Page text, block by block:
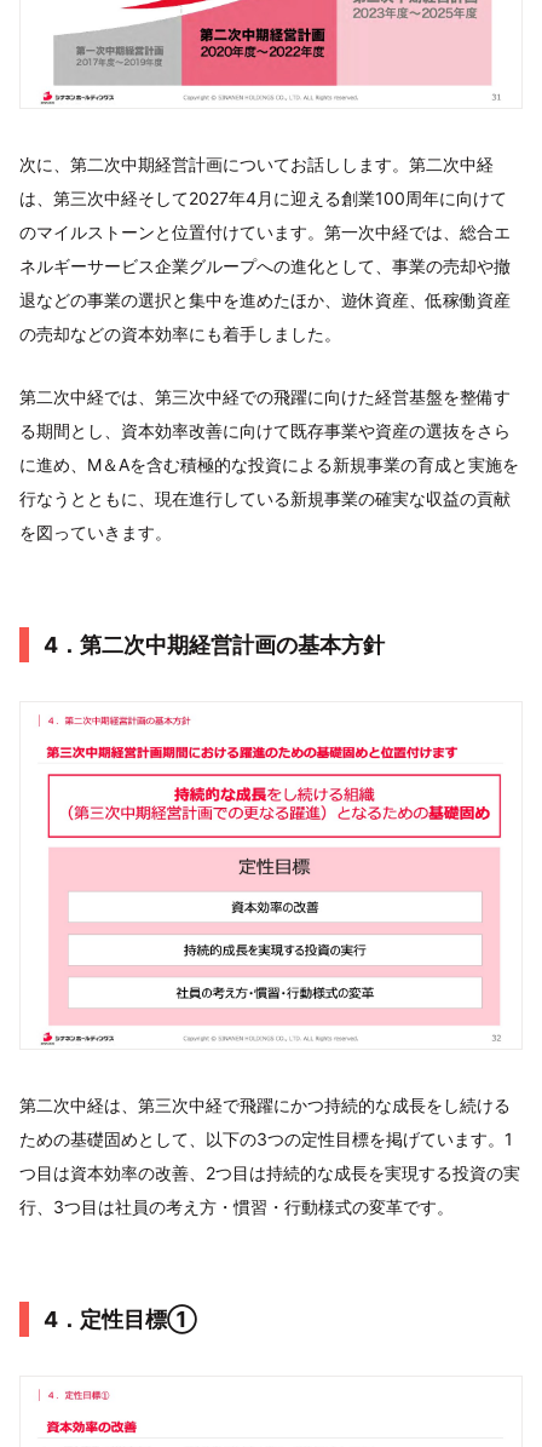
次に、第二次中期経営計画についてお話しします。第二次中経
は、第三次中経そして2027年4月に迎える創業100周年に向けて
のマイルストーンと位置付けています。第一次中経では、総合エ
ネルギーサービス企業グループへの進化として、事業の売却や撤
退などの事業の選択と集中を進めたほか、遊休資産、低稼働資産
の売却などの資本効率にも着手しました。
第二次中経では、第三次中経での飛躍に向けた経営基盤を整備す
る期間とし、資本効率改善に向けて既存事業や資産の選抜をさら
に進め、M＆Aを含む積極的な投資による新規事業の育成と実施を
行なうとともに、現在進行している新規事業の確実な収益の貢献
を図っていきます。
4．第二次中期経営計画の基本方針
第二次中経は、第三次中経で飛躍にかつ持続的な成長をし続ける
ための基礎固めとして、以下の3つの定性目標を掲げています。1
つ目は資本効率の改善、2つ目は持続的な成長を実現する投資の実
行、3つ目は社員の考え方・慣習・行動様式の変革です。
4．定性目標①